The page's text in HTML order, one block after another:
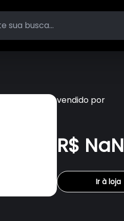
vendido por
R$ NaN
Ir à loja